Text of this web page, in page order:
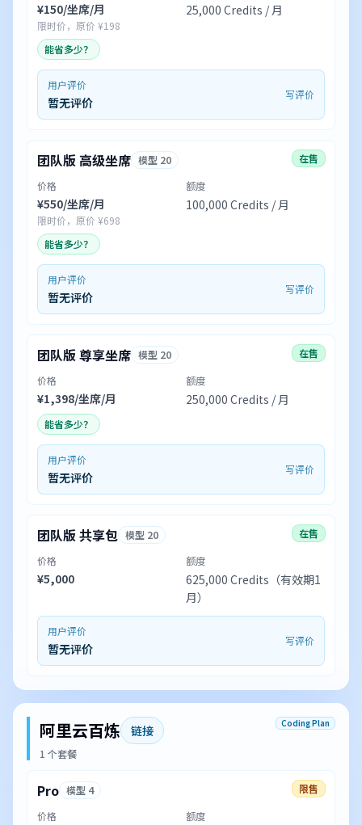
¥150/坐席/月
限时价，原价 ¥198
能省多少？
25,000 Credits / 月
用户评价
暂无评价
写评价
团队版 高级坐席 模型 20
在售
价格
¥550/坐席/月
限时价，原价 ¥698
能省多少？
额度
100,000 Credits / 月
用户评价
暂无评价
写评价
团队版 尊享坐席 模型 20
在售
价格
¥1,398/坐席/月
能省多少？
额度
250,000 Credits / 月
用户评价
暂无评价
写评价
团队版 共享包 模型 20
在售
价格
¥5,000
额度
625,000 Credits（有效期1
月）
用户评价
暂无评价
写评价
阿里云百炼 链接
1 个套餐
Coding Plan
Pro 模型 4
限售
价格
额度